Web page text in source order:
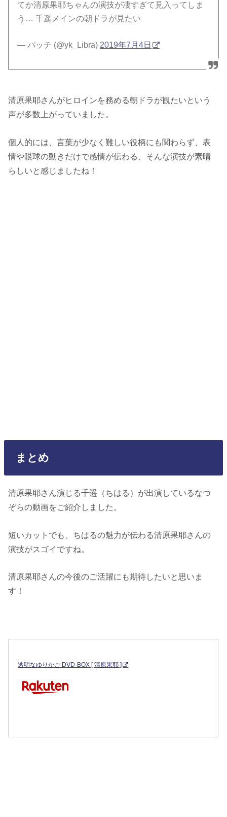
てか清原果耶ちゃんの演技が凄すぎて見入ってしま
う… 千遥メインの朝ドラが見たい
— パッチ (@yk_Libra) 2019年7月4日
清原果耶さんがヒロインを務める朝ドラが観たいという
声が多数上がっていました。
個人的には、言葉が少なく難しい役柄にも関わらず、表
情や眼球の動きだけで感情が伝わる、そんな演技が素晴
らしいと感じましたね！
まとめ
清原果耶さん演じる千遥（ちはる）が出演しているなつ
ぞらの動画をご紹介しました。
短いカットでも、ちはるの魅力が伝わる清原果耶さんの
演技がスゴイですね。
清原果耶さんの今後のご活躍にも期待したいと思いま
す！
透明なゆりかご DVD-BOX [ 清原果耶 ]